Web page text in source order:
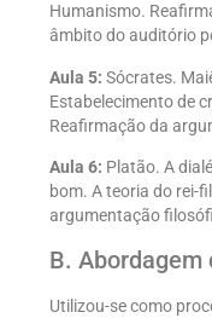
Humanismo.
âmbito do auditório
Aula 5: Sócrates.
Estabelecimento de
Reafirmação da
Aula 6: Platão. A
bom. A teoria do rei-
argumentação
B. Abordagem
Utilizou-se como